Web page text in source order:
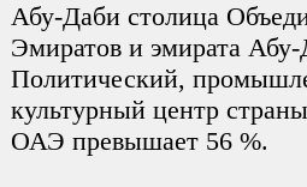
Абу-Даби столица
Эмиратов и эмирата
Политический,
культурный центр
ОАЭ превышает 56 %.